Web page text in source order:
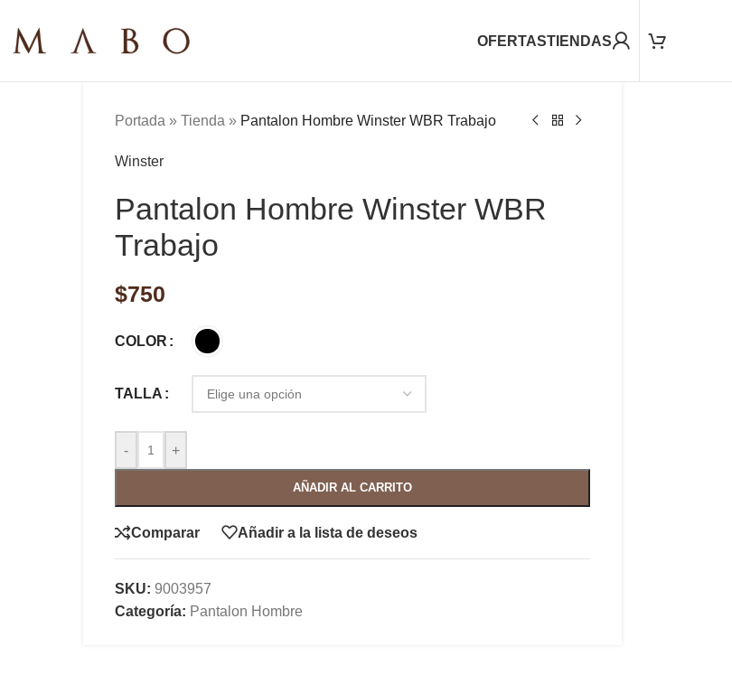
OFERTASTIENDAS
Portada » Tienda » Pantalon Hombre Winster WBR Trabajo
Winster
Pantalon Hombre Winster WBR
Trabajo
$750
COLOR
TALLA
- +
AÑADIR AL CARRITO
Comparar Añadir a la lista de deseos
SKU: 9003957
Categoría: Pantalon Hombre